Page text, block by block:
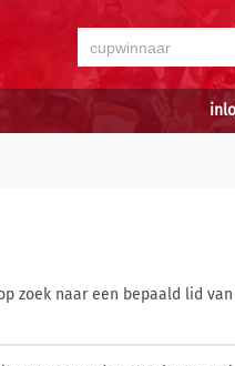
zoek naar een bepaald lid